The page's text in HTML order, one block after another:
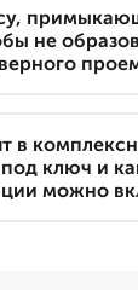
не
в
ключ и
можно